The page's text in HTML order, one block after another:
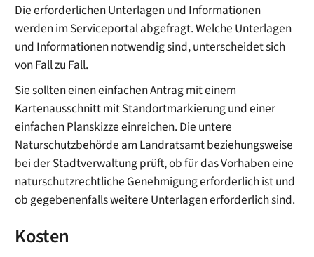
Die erforderlichen Unterlagen und Informationen
werden im Serviceportal abgefragt. Welche Unterlagen
und Informationen notwendig sind, unterscheidet sich
von Fall zu Fall.
Sie sollten einen einfachen Antragmit einem
Kartenausschnitt mit Standortmarkierung und einer
einfachen Planskizze einreichen. Die untere
Naturschutzbehörde am Landratsamt beziehungsweise
bei der Stadtverwaltung prüft, ob für das Vorhaben eine
naturschutzrechtliche Genehmigung erforderlich ist und
ob gegebenenfalls weitere Unterlagen erforderlich sind.
Kosten